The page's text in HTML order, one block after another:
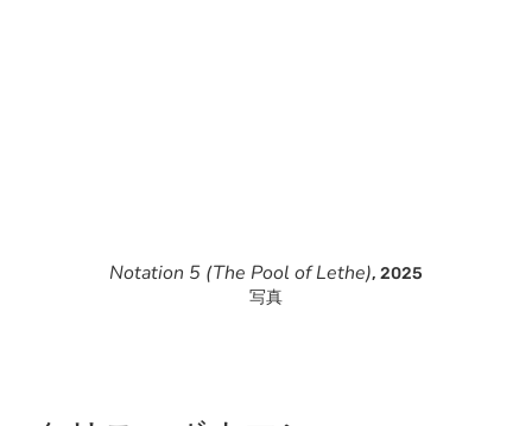
Notation 5 (The Pool of Lethe), 2025
写真